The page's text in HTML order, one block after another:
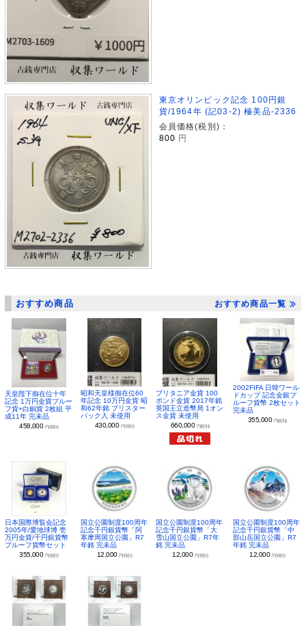
東京オリンピック記念 100円銀
貨/1964年 (記03-2) 極美品-2336
会員価格(税別)：
800 円
おすすめ商品 おすすめ商品一覧
天皇陛下御在位十年
記念 1万円金貨プルー
フ貨+白銅貨 2枚組 平
成11年 完未品
458,000 円(税別)
昭和天皇様御在位60
年記念 10万円金貨 昭
和62年銘 ブリスター
パック入 未使用
430,000 円(税別)
ブリタニア金貨 100
ポンド金貨 2017年銘
英国王立造幣局 1オン
ス金貨 未使用
660,000 円(税別)
2002FIFA 日韓ワール
ドカップ 記念金銀プ
ルーフ貨幣 2枚セット
完未品
355,000 円(税別)
日本国際博覧会記念
2005年/愛地球博 壱
万円金貨/千円銀貨幣
プルーフ貨幣セット
355,000 円(税別)
国立公園制度100周年
記念千円銀貨幣「阿
寒摩周国立公園」R7
年銘 完未品
12,000 円(税別)
国立公園制度100周年
記念千円銀貨幣「大
雪山国立公園」R7年
銘 完未品
12,000 円(税別)
国立公園制度100周年
記念千円銀貨幣「中
部山岳国立公園」R7
年銘 完未品
12,000 円(税別)